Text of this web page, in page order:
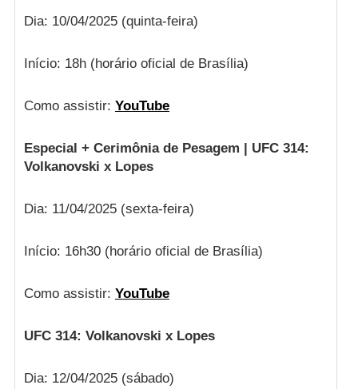
Dia: 10/04/2025 (quinta-feira)
Início: 18h (horário oficial de Brasília)
Como assistir: YouTube
Especial + Cerimônia de Pesagem | UFC 314:
Volkanovski x Lopes
Dia: 11/04/2025 (sexta-feira)
Início: 16h30 (horário oficial de Brasília)
Como assistir: YouTube
UFC 314: Volkanovski x Lopes
Dia: 12/04/2025 (sábado)